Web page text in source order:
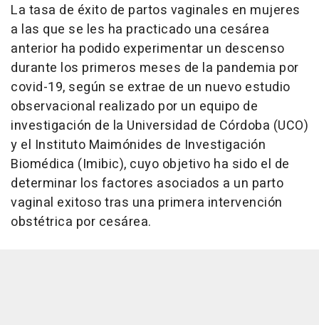
La tasa de éxito de partos vaginales en mujeres
a las que se les ha practicado una cesárea
anterior ha podido experimentar un descenso
durante los primeros meses de la pandemia por
covid-19, según se extrae de un nuevo estudio
observacional realizado por un equipo de
investigación de la Universidad de Córdoba (UCO)
y el Instituto Maimónides de Investigación
Biomédica (Imibic), cuyo objetivo ha sido el de
determinar los factores asociados a un parto
vaginal exitoso tras una primera intervención
obstétrica por cesárea.